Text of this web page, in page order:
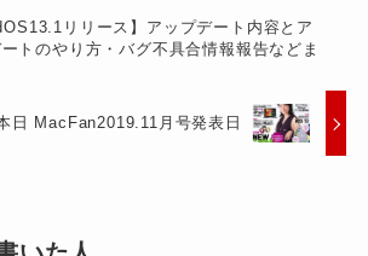
リリース】アップデート内容とア
トのやり方・バグ不具合情報報告などま
日 MacFan2019.11月号発表日